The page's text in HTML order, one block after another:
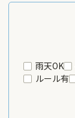
雨天OK
ルール有